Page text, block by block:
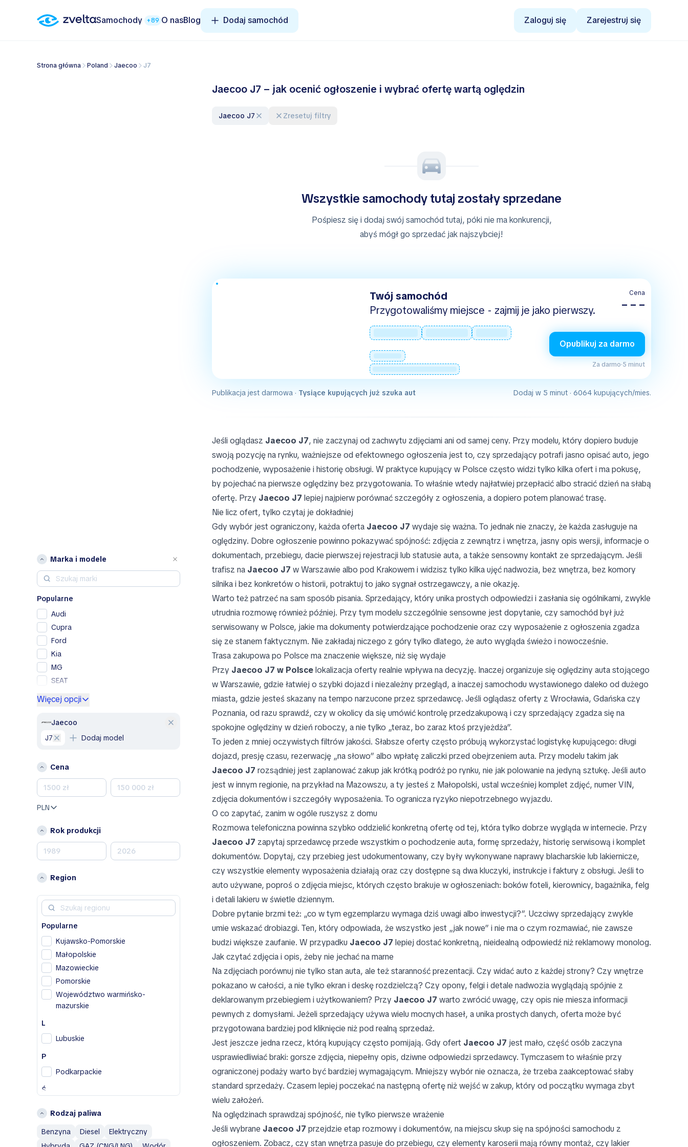
Samochody +89 O nasBlog Dodaj samochód Zaloguj się Zarejestruj się
Strona główna Poland Jaecoo J7
Marka i modele
Popularne
Audi
Cupra
Ford
Kia
MG
SEAT
Skoda
Volvo
B
Bentley
C
Chevrolet
Chrysler
Citroen
Dacia
Fiat
H
Honda
Jaguar
Więcej opcji
Jaecoo
J7
Dodaj model
Cena
PLN
Rok produkcji
Region
Popularne
Kujawsko-Pomorskie
Małopolskie
Mazowieckie
Pomorskie
Województwo warmińsko-
mazurskie
L
Lubuskie
P
Podkarpackie
Ś
Świętokrzyskie
W
Rodzaj paliwa
Benzyna
Diesel
Elektryczny
Jaecoo J7 – jak ocenić ogłoszenie i wybrać ofertę wartą oględzin
Jaecoo J7 Zresetuj filtry
Wszystkie samochody tutaj zostały sprzedane
Pośpiesz się i dodaj swój samochód tutaj, póki nie ma konkurencji,
abyś mógł go sprzedać jak najszybciej!
Twój samochód
Przygotowaliśmy miejsce - zajmij je jako pierwszy.
Cena
– – –
Opublikuj za darmo
Za darmo·5 minut
Publikacja jest darmowa · Tysiące kupujących już szuka aut Dodaj w 5 minut · 6064 kupujących/mies.
Jeśli oglądasz Jaecoo J7, nie zaczynaj od zachwytu zdjęciami ani od samej ceny. Przy modelu, który dopiero buduje
swoją pozycję na rynku, ważniejsze od efektownego ogłoszenia jest to, czy sprzedający potrafi jasno opisać auto, jego
pochodzenie, wyposażenie i historię obsługi. W praktyce kupujący w Polsce często widzi tylko kilka ofert i ma pokusę,
by pojechać na pierwsze oględziny bez przygotowania. To właśnie wtedy najłatwiej przepłacić albo stracić dzień na słabą
ofertę. Przy Jaecoo J7 lepiej najpierw porównać szczegóły z ogłoszenia, a dopiero potem planować trasę.
Nie licz ofert, tylko czytaj je dokładniej
Gdy wybór jest ograniczony, każda oferta Jaecoo J7 wydaje się ważna. To jednak nie znaczy, że każda zasługuje na
oględziny. Dobre ogłoszenie powinno pokazywać spójność: zdjęcia z zewnątrz i wnętrza, jasny opis wersji, informacje o
dokumentach, przebiegu, dacie pierwszej rejestracji lub statusie auta, a także sensowny kontakt ze sprzedającym. Jeśli
trafisz na Jaecoo J7 w Warszawie albo pod Krakowem i widzisz tylko kilka ujęć nadwozia, bez wnętrza, bez komory
silnika i bez konkretów o historii, potraktuj to jako sygnał ostrzegawczy, a nie okazję.
Warto też patrzeć na sam sposób pisania. Sprzedający, który unika prostych odpowiedzi i zasłania się ogólnikami, zwykle
utrudnia rozmowę również później. Przy tym modelu szczególnie sensowne jest dopytanie, czy samochód był już
serwisowany w Polsce, jakie ma dokumenty potwierdzające pochodzenie oraz czy wyposażenie z ogłoszenia zgadza
się ze stanem faktycznym. Nie zakładaj niczego z góry tylko dlatego, że auto wygląda świeżo i nowocześnie.
Trasa zakupowa po Polsce ma znaczenie większe, niż się wydaje
Przy Jaecoo J7 w Polscelokalizacja oferty realnie wpływa na decyzję. Inaczej organizuje się oględziny auta stojącego
w Warszawie, gdzie łatwiej o szybki dojazd i niezależny przegląd, a inaczej samochodu wystawionego daleko od dużego
miasta, gdzie jesteś skazany na tempo narzucone przez sprzedawcę. Jeśli oglądasz oferty z Wrocławia, Gdańska czy
Poznania, od razu sprawdź, czy w okolicy da się umówić kontrolę przedzakupową i czy sprzedający zgadza się na
spokojne oględziny w dzień roboczy, a nie tylko „teraz, bo zaraz ktoś przyjeżdża”.
To jeden z mniej oczywistych filtrów jakości. Słabsze oferty często próbują wykorzystać logistykę kupującego: długi
dojazd, presję czasu, rezerwację „na słowo” albo wpłatę zaliczki przed obejrzeniem auta. Przy modelu takim jak
Jaecoo J7 rozsądniej jest zaplanować zakup jak krótką podróż po rynku, nie jak polowanie na jedyną sztukę. Jeśli auto
jest w innym regionie, na przykład na Mazowszu, a ty jesteś z Małopolski, ustal wcześniej komplet zdjęć, numer VIN,
zdjęcia dokumentów i szczegóły wyposażenia. To ogranicza ryzyko niepotrzebnego wyjazdu.
O co zapytać, zanim w ogóle ruszysz z domu
Rozmowa telefoniczna powinna szybko oddzielić konkretną ofertę od tej, która tylko dobrze wygląda w internecie. Przy
Jaecoo J7 zapytaj sprzedawcę przede wszystkim o pochodzenie auta, formę sprzedaży, historię serwisową i komplet
dokumentów. Dopytaj, czy przebieg jest udokumentowany, czy były wykonywane naprawy blacharskie lub lakiernicze,
czy wszystkie elementy wyposażenia działają oraz czy dostępne są dwa kluczyki, instrukcje i faktury z obsługi. Jeśli to
auto używane, poproś o zdjęcia miejsc, których często brakuje w ogłoszeniach: boków foteli, kierownicy, bagażnika, felg
i detali lakieru w świetle dziennym.
Dobre pytanie brzmi też: „co w tym egzemplarzu wymaga dziś uwagi albo inwestycji?”. Uczciwy sprzedający zwykle
umie wskazać drobiazgi. Ten, który odpowiada, że wszystko jest „jak nowe” i nie ma o czym rozmawiać, nie zawsze
budzi większe zaufanie. W przypadku Jaecoo J7 lepiej dostać konkretną, nieidealną odpowiedź niż reklamowy monolog.
Jak czytać zdjęcia i opis, żeby nie jechać na marne
Na zdjęciach porównuj nie tylko stan auta, ale też staranność prezentacji. Czy widać auto z każdej strony? Czy wnętrze
pokazano w całości, a nie tylko ekran i deskę rozdzielczą? Czy opony, felgi i detale nadwozia wyglądają spójnie z
deklarowanym przebiegiem i użytkowaniem? Przy Jaecoo J7 warto zwrócić uwagę, czy opis nie miesza informacji
pewnych z domysłami. Jeżeli sprzedający używa wielu mocnych haseł, a unika prostych danych, oferta może być
przygotowana bardziej pod kliknięcie niż pod realną sprzedaż.
Jest jeszcze jedna rzecz, którą kupujący często pomijają. Gdy ofert Jaecoo J7 jest mało, część osób zaczyna
usprawiedliwiać braki: gorsze zdjęcia, niepełny opis, dziwne odpowiedzi sprzedawcy. Tymczasem to właśnie przy
ograniczonej podaży warto być bardziej wymagającym. Mniejszy wybór nie oznacza, że trzeba zaakceptować słaby
standard sprzedaży. Czasem lepiej poczekać na następną ofertę niż wejść w zakup, który od początku wymaga zbyt
wielu założeń.
Na oględzinach sprawdzaj spójność, nie tylko pierwsze wrażenie
Jeśli wybrane Jaecoo J7 przejdzie etap rozmowy i dokumentów, na miejscu skup się na spójności samochodu z
ogłoszeniem. Zobacz, czy stan wnętrza pasuje do przebiegu, czy elementy karoserii mają równy montaż, czy lakier